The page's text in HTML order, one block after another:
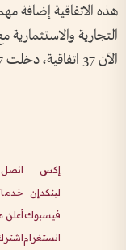
هذه الاتفاقية إضافة
التجارية
الآن 37 اتفاقية، دخلت 17 منها حيز التنفيذ.
إكس
لينكدإن
فيسبوك
انستغرام
اتصل
أعلن